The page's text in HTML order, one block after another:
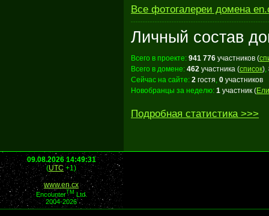
Все фотогалереи домена
Личный состав
Всего в проекте: 941 776 участников (
Всего в домене: 462 участника (список),
Сейчас на сайте: 2 гостя, 0 участников
Новобранцы за неделю: 1 участник (
Подробная статистика >>>
09.08.2026 14:49:31
(UTC+1)
www.en.cx
EncounterTM Ltd.
2004-2026